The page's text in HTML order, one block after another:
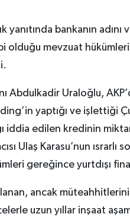
yanıtında bankanın
olduğu mevzuat
Abdulkadir Uraloğlu,
yaptığı ve işlettiği
iddia edilen kredinin
Ulaş Karasu’nun
gereğince yurtdışı
ancak
uzun yıllar inşaat